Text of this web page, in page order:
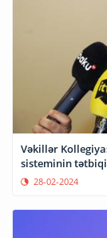
Vəkillər
sisteminin
28-02-2024